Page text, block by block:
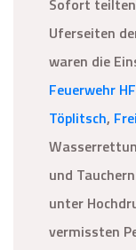
Sofort
Uferseiten
waren die
Feuerwehr
Töplitsch,
und
unter
vermissten